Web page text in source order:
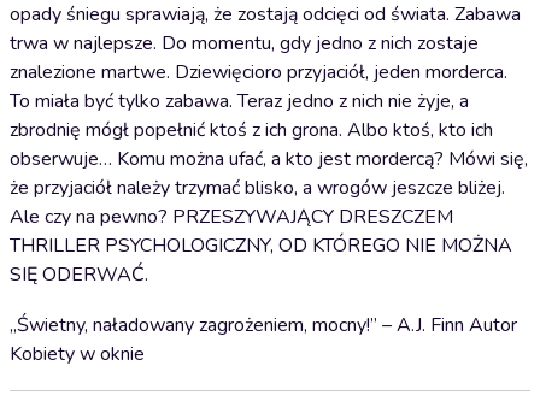
opady śniegu sprawiają, że zostają odcięci od świata. Zabawa
trwa w najlepsze. Do momentu, gdy jedno z nich zostaje
znalezione martwe. Dziewięcioro przyjaciół, jeden morderca.
To miała być tylko zabawa. Teraz jedno z nich nie żyje, a
zbrodnię mógł popełnić ktoś z ich grona. Albo ktoś, kto ich
obserwuje… Komu można ufać, a kto jest mordercą? Mówi się,
że przyjaciół należy trzymać blisko, a wrogów jeszcze bliżej.
Ale czy na pewno? PRZESZYWAJĄCY DRESZCZEM
THRILLER PSYCHOLOGICZNY, OD KTÓREGO NIE MOŻNA
SIĘ ODERWAĆ.
„Świetny, naładowany zagrożeniem, mocny!” – A.J. Finn Autor
Kobiety w oknie